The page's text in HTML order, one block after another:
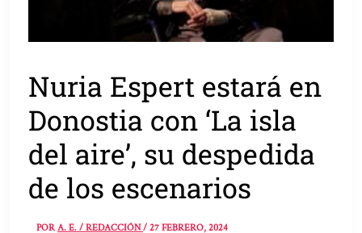
Nuria Espert estará en
Donostia con ‘La isla
del aire’, su despedida
de los escenarios
PORA. E. / REDACCIÓN/27 FEBRERO, 2024